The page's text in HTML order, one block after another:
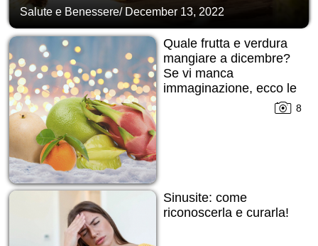
Salute e Benessere/ December 13, 2022
Quale frutta e verdura
mangiare a dicembre?
Se vi manca
immaginazione, ecco le
8
Sinusite: come
riconoscerla e curarla!